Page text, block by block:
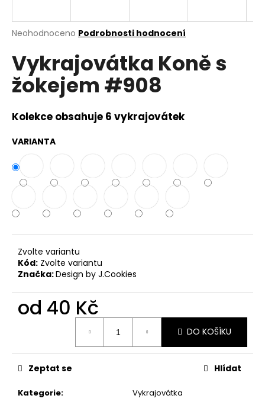
Průměrné
produktu
je
0,0
z
hvězdiček.
Neohodnoceno Podrobnosti hodnocení
Vykrajovátka Koně s
žokejem #908
Kolekce obsahuje 6 vykrajovátek
VARIANTA
Zvolte variantu
Kód: Zvolte variantu
Značka:Design by J.Cookies
od 40 Kč
DO KOŠÍKU
Kategorie: Vykrajovátka
Zeptat se Hlídat
j
t
?
D
o
p
u
č
u
j
e
m
VYKRAJOVÁTKA
CHRISTMAS
JOY
#423